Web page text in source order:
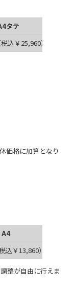
タテ
込￥25,960）
価格に加算となり
A4
込￥13,860）
整が自由に行えま